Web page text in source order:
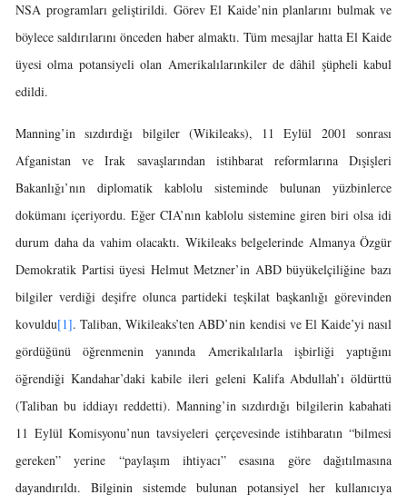
NSA programları geliştirildi. Görev El Kaide’nin planlarını bulmak ve
böylece saldırılarını önceden haber almaktı. Tüm mesajlar hatta El Kaide
üyesi olma potansiyeli olan Amerikalılarınkiler de dâhil şüpheli kabul
edildi.
Manning’in sızdırdığı bilgiler (Wikileaks), 11 Eylül 2001 sonrası
Afganistan ve Irak savaşlarından istihbarat reformlarına Dışişleri
Bakanlığı’nın diplomatik kablolu sisteminde bulunan yüzbinlerce
dokümanı içeriyordu. Eğer CIA’nın kablolu sistemine giren biri olsa idi
durum daha da vahim olacaktı. Wikileaks belgelerinde Almanya Özgür
Demokratik Partisi üyesi Helmut Metzner’in ABD büyükelçiliğine bazı
bilgiler verdiği deşifre olunca partideki teşkilat başkanlığı görevinden
kovuldu[1]. Taliban, Wikileaks’ten ABD’nin kendisi ve El Kaide’yi nasıl
gördüğünü öğrenmenin yanında Amerikalılarla işbirliği yaptığını
öğrendiği Kandahar’daki kabile ileri geleni Kalifa Abdullah’ı öldürttü
(Taliban bu iddiayı reddetti). Manning’in sızdırdığı bilgilerin kabahati
11 Eylül Komisyonu’nun tavsiyeleri çerçevesinde istihbaratın “bilmesi
gereken” yerine “paylaşım ihtiyacı” esasına göre dağıtılmasına
dayandırıldı. Bilginin sistemde bulunan potansiyel her kullanıcıya